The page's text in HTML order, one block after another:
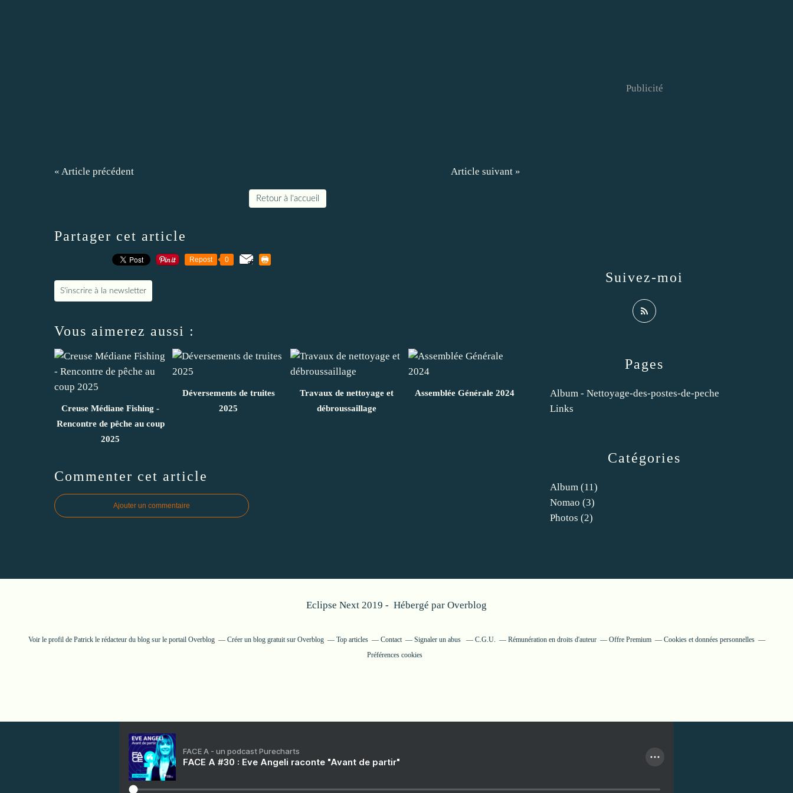
« Article précédent Article suivant »
Retour à l'accueil
Partager cet article
Repost 0
S'inscrire à la newsletter
Vous aimerez aussi :
Creuse Médiane Fishing -
Rencontre de pêche au coup
2025
Déversements de truites
2025
Travaux de nettoyage et
débroussaillage
Assemblée Générale 2024
Commenter cet article
Ajouter un commentaire
Catégories
Album (11)
Nomao (3)
Photos (2)
Pages
Album - Nettoyage-des-postes-de-peche
Links
Suivez-moi
Publicité
Eclipse Next 2019 - Hébergé par Overblog
Voir le profil de Patrick le rédacteur du blogsur le portail Overblog Créer un blog gratuit sur Overblog Top articles Contact Signaler un abus C.G.U. Rémunération en droits d'auteur Offre Premium
Cookies et données personnelles
Préférences cookies
FACE A - un podcast Purecharts
FACE A #30 : Eve Angeli raconte "Avant de partir"